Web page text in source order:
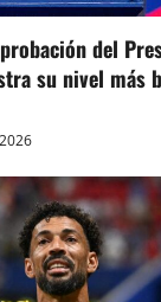
del
su nivel más